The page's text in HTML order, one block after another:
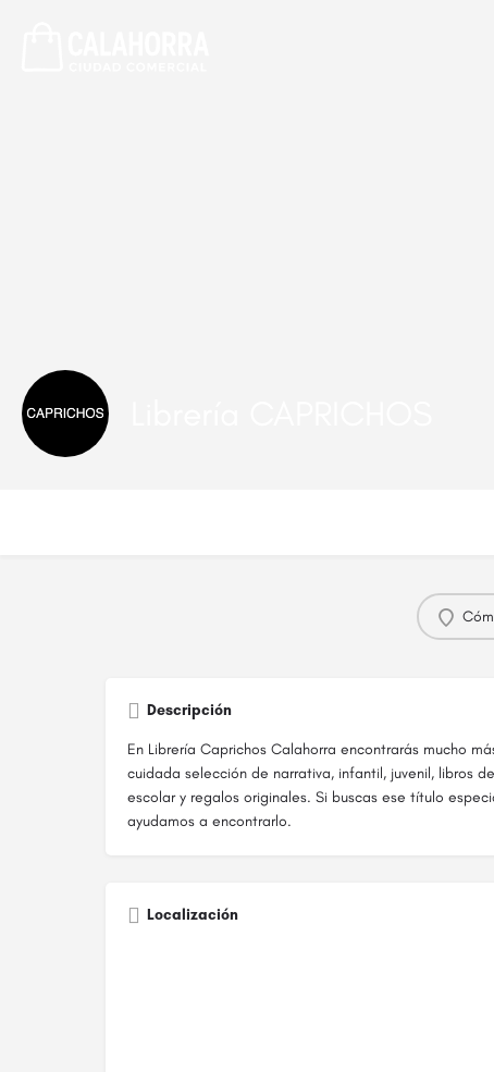
Descripción
En Librería Caprichos Calahorra encontrarás mucho
cuidada selección de narrativa, infantil, juvenil, libros
escolar y regalos originales. Si buscas ese título
ayudamos a encontrarlo.
Localización